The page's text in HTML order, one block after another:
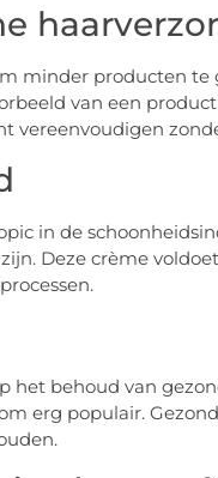
minder producten
van een
vereenvoudigen
in de
Deze crème
het behoud van
erg populair.